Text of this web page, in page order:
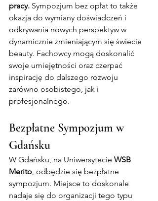
pracy. Sympozjum bez opłat to także
okazja do wymiany doświadczeń i
odkrywania nowych perspektyw w
dynamicznie zmieniającym się świecie
beauty. Fachowcy mogą doskonalić
swoje umiejętności oraz czerpać
inspirację do dalszego rozwoju
zarówno osobistego, jak i
profesjonalnego.
Bezpłatne Sympozjum w
Gdańsku
W Gdańsku, na Uniwersytecie WSB
Merito, odbędzie się bezpłatne
sympozjum. Miejsce to doskonale
nadaje się do organizacji tego typu